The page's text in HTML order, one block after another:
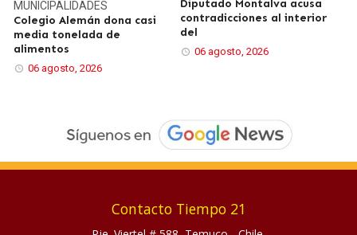
MUNICIPALIDADES
Colegio Alemán dona casi
media tonelada de
alimentos
06 agosto, 2026
Diputado Montalva acusa
contradicciones al interior
del
06 agosto, 2026
Contacto Tiempo 21